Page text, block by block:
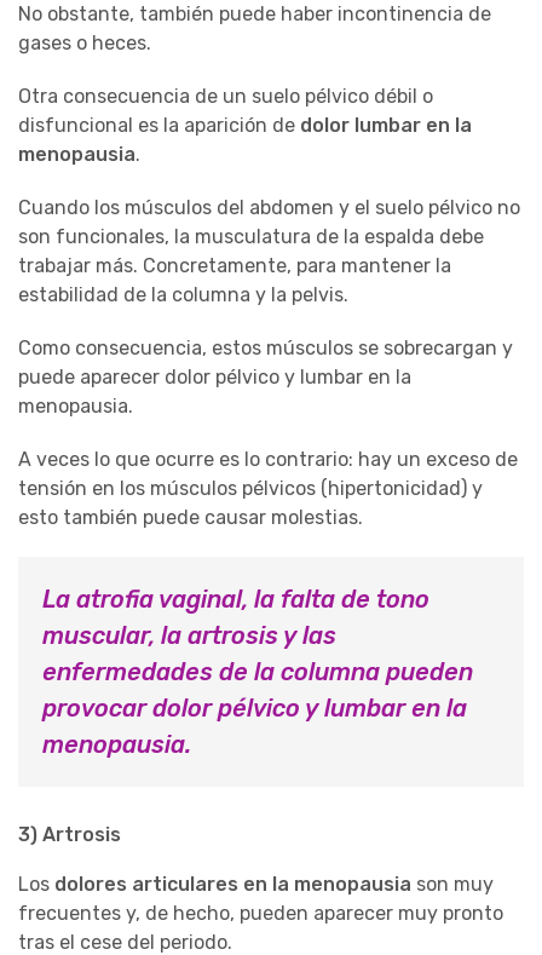
No obstante, también puede haber incontinencia de
gases o heces.
Otra consecuencia de un suelo pélvico débil o
disfuncional es la aparición de dolor lumbar en la
menopausia.
Cuando los músculos del abdomen y el suelo pélvico no
son funcionales, la musculatura de la espalda debe
trabajar más. Concretamente, para mantener la
estabilidad de la columna y la pelvis.
Como consecuencia, estos músculos se sobrecargan y
puede aparecer dolor pélvico y lumbar en la
menopausia.
A veces lo que ocurre es lo contrario: hay un exceso de
tensión en los músculos pélvicos (hipertonicidad) y
esto también puede causar molestias.
La atrofia vaginal, la falta de tono
muscular, la artrosis y las
enfermedades de la columna pueden
provocar dolor pélvico y lumbar en la
menopausia.
3) Artrosis
Los dolores articulares en la menopausia son muy
frecuentes y, de hecho, pueden aparecer muy pronto
tras el cese del periodo.